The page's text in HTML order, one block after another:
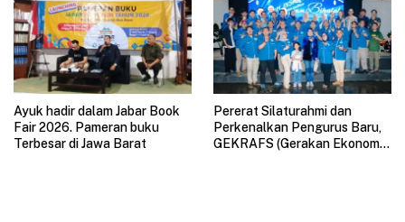
Ayuk hadir dalam Jabar Book
Fair 2026. Pameran buku
Terbesar di Jawa Barat
Pererat Silaturahmi dan
Perkenalkan Pengurus Baru,
GEKRAFS (Gerakan Ekonomi